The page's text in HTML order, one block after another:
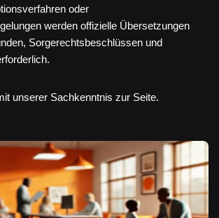
oder
werden offizielle Übersetzungen
Sorgerechtsbeschlüssen und
unserer Sachkenntnis zur Seite.